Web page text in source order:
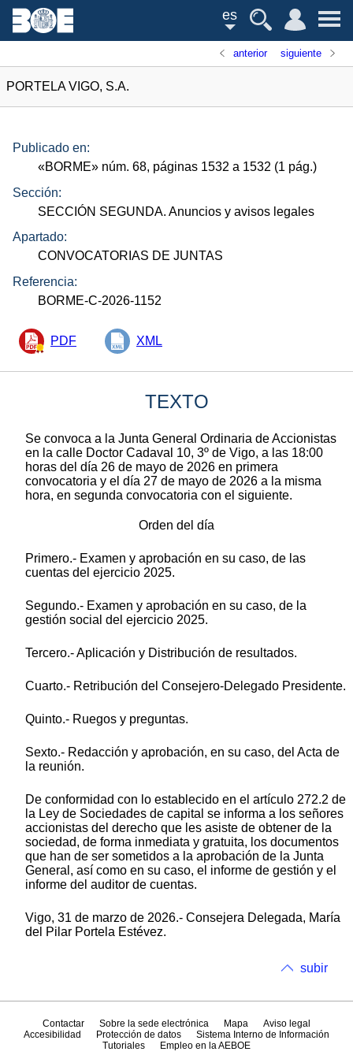
es
anterior siguiente
PORTELA VIGO, S.A.
Publicado en:
«BORME» núm. 68, páginas 1532 a 1532 (1 pág.)
Sección:
SECCIÓN SEGUNDA. Anuncios y avisos legales
Apartado:
CONVOCATORIAS DE JUNTAS
Referencia:
BORME-C-2026-1152
PDF XML
TEXTO
Se convoca a la Junta General Ordinaria de Accionistas
en la calle Doctor Cadaval 10, 3º de Vigo, a las 18:00
horas del día 26 de mayo de 2026 en primera
convocatoria y el día 27 de mayo de 2026 a la misma
hora, en segunda convocatoria con el siguiente.
Orden del día
Primero.- Examen y aprobación en su caso, de las
cuentas del ejercicio 2025.
Segundo.- Examen y aprobación en su caso, de la
gestión social del ejercicio 2025.
Tercero.- Aplicación y Distribución de resultados.
Cuarto.- Retribución del Consejero-Delegado Presidente.
Quinto.- Ruegos y preguntas.
Sexto.- Redacción y aprobación, en su caso, del Acta de
la reunión.
De conformidad con lo establecido en el artículo 272.2 de
la Ley de Sociedades de capital se informa a los señores
accionistas del derecho que les asiste de obtener de la
sociedad, de forma inmediata y gratuita, los documentos
que han de ser sometidos a la aprobación de la Junta
General, así como en su caso, el informe de gestión y el
informe del auditor de cuentas.
Vigo, 31 de marzo de 2026.- Consejera Delegada, María
del Pilar Portela Estévez.
subir
Contactar Sobre la sede electrónica Mapa
Aviso legal
Accesibilidad
Protección de datos
Sistema Interno de Información
Tutoriales
Empleo en la AEBOE